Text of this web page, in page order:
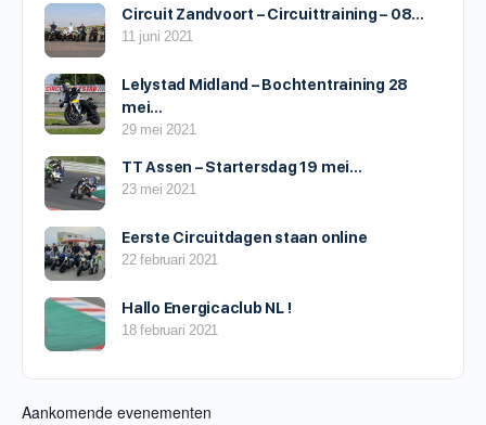
Circuit Zandvoort – Circuittraining – 08…
11 juni 2021
Lelystad Midland – Bochtentraining 28
mei…
29 mei 2021
TT Assen – Startersdag 19 mei…
23 mei 2021
Eerste Circuitdagen staan online
22 februari 2021
Hallo Energicaclub NL !
18 februari 2021
Aankomende evenementen